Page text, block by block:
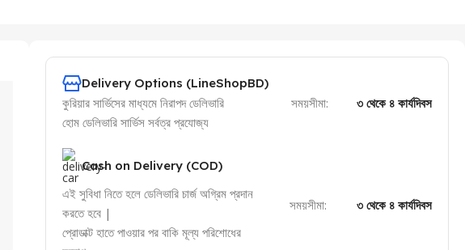
Delivery Options (LineShopBD)
কুরিয়ার সার্ভিসের মাধ্যমে নিরাপদ ডেলিভারি
হোম ডেলিভারি সার্ভিস সর্বত্র প্রযোজ্য
সময়সীমা: ৩ থেকে ৪ কার্যদিবস
Cash on Delivery (COD)
এই সুবিধা নিতে হলে ডেলিভারি চার্জ অগ্রিম প্রদান
করতে হবে |
প্রোডাক্ট হাতে পাওয়ার পর বাকি মূল্য পরিশোধের
সময়সীমা: ৩ থেকে ৪ কার্যদিবস